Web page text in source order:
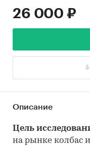
26 000 ₽
Описание
Цель
на рынке колбас